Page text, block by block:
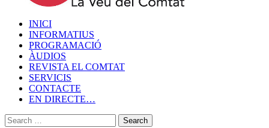
INICI
INFORMATIUS
PROGRAMACIÓ
ÀUDIOS
REVISTA EL COMTAT
SERVICIS
CONTACTE
EN DIRECTE…